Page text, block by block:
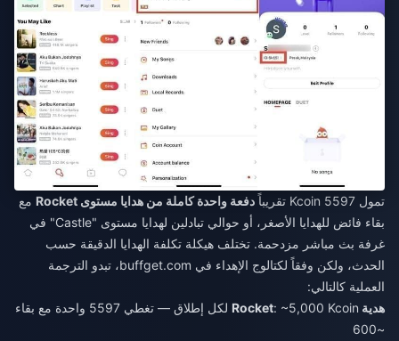
تمول 5597 Kcoin تقريباً دفعة واحدة كاملة من هدايا مستوى Rocket
مع
بقاء فائض للهدايا الأصغر، أو حوالي تبادلين لهدايا مستوى "Castle" في
غرفة بث مباشر مزدحمة. تختلف هيكلة تكلفة الهدايا الدقيقة حسب
الحدث، ولكن وفقاً لكتالوج الإهداء في buffget.com، تبدو الترجمة
العملية كالتالي:
هدية Rocket
: ~5,000 Kcoin لكل إطلاق — تغطي 5597 واحدة مع بقاء
~600